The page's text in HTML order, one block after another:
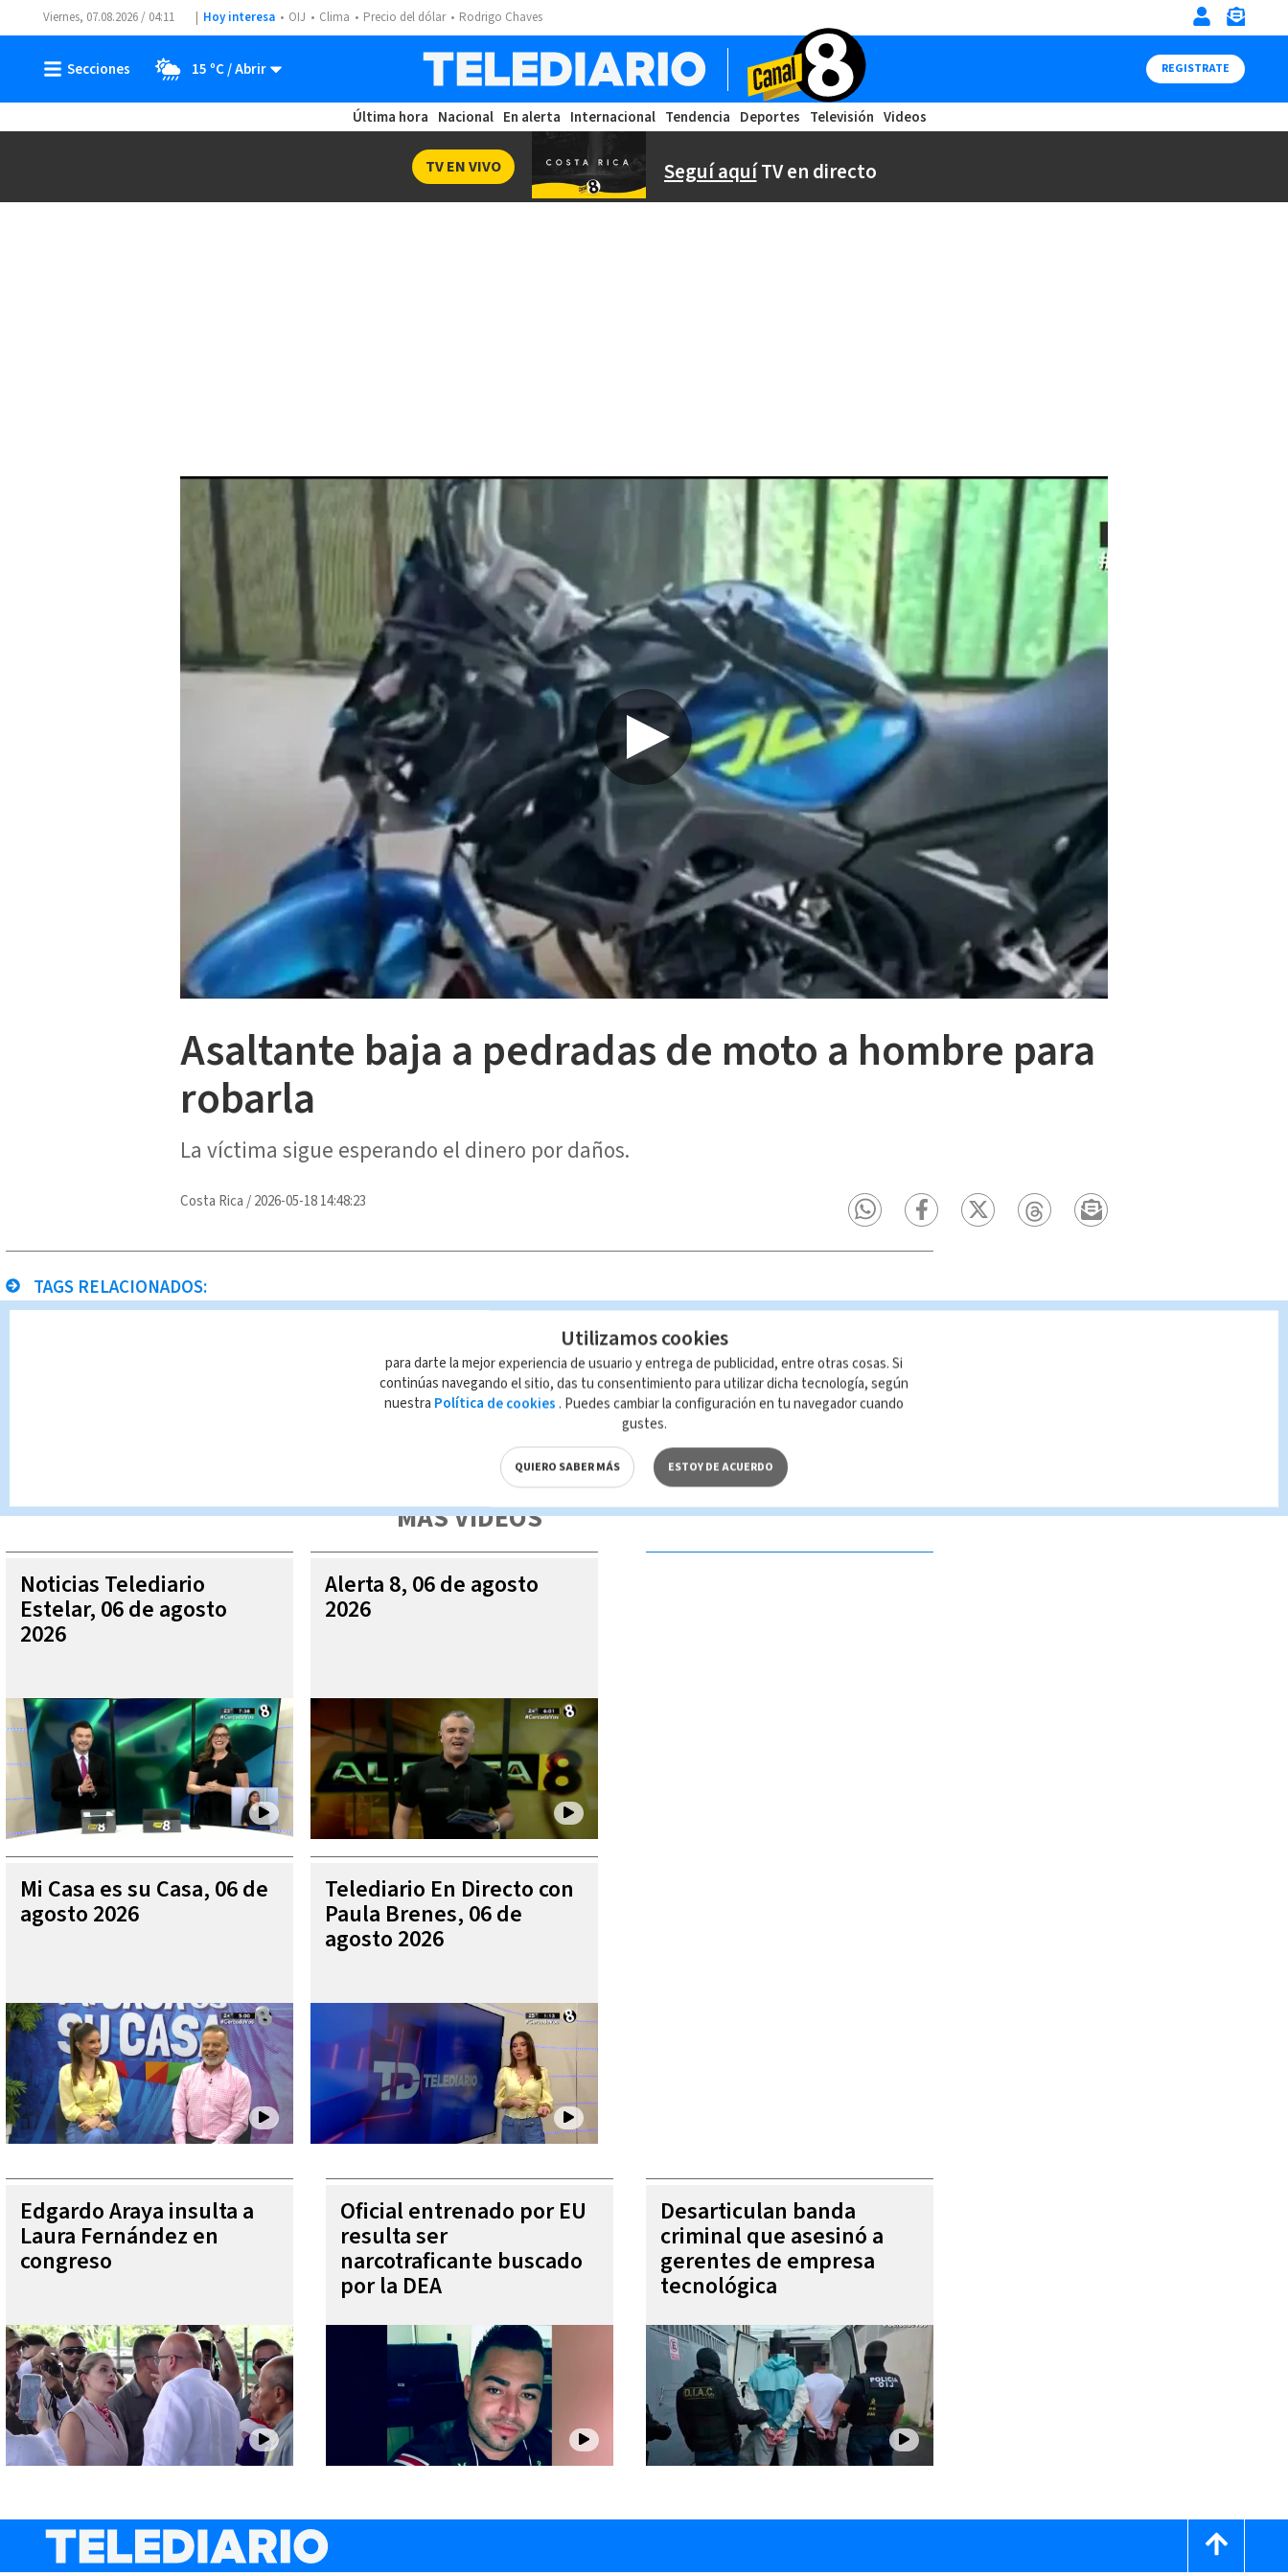
Viernes, 07.08.2026 / 04:11 Hoy interesa OIJ Clima Precio del dólar Rodrigo Chaves
15 ºC REGISTRATE
Última hora Nacional En alerta Internacional Tendencia Deportes Televisión Videos
Seguí aquíTV en directo
TV EN VIVO
Asaltante baja a pedradas de moto a hombre para
robarla
La víctima sigue esperando el dinero por daños.
Costa Rica /2026-05-18 14:48:23
TAGS RELACIONADOS:
Queda prohibida la reproducción total o parcial del contenido de esta página, mismo que es propiedad de TELEDIARIO; su reproducción no
autorizada constituye una infracción y un delito de conformidad con las leyes aplicables.
MÁS VIDEOS
Noticias Telediario
Estelar, 06 de agosto
2026
Alerta 8, 06 de agosto
2026
Mi Casa es su Casa, 06 de
agosto 2026
Telediario En Directo con
Paula Brenes, 06 de
agosto 2026
Edgardo Araya insulta a
Laura Fernández en
congreso
Oficial entrenado por EU
resulta ser
narcotraficante buscado
por la DEA
Desarticulan banda
criminal que asesinó a
gerentes de empresa
tecnológica
Utilizamos cookies
para darte la mejor experiencia de usuario y entrega de publicidad, entre otras cosas. Si
continúas navegando el sitio, das tu consentimiento para utilizar dicha tecnología, según
nuestra Política de cookies . Puedes cambiar la configuración en tu navegador cuando
gustes.
QUIERO SABER MÁS ESTOY DE ACUERDO